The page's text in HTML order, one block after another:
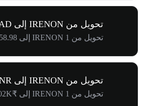
تحويل من IRENON إلى CAD
تحويل من 1 IRENON إلى C$58.98
تحويل من IRENON إلى INR
تحويل من 1 IRENON إلى ₹4.02K